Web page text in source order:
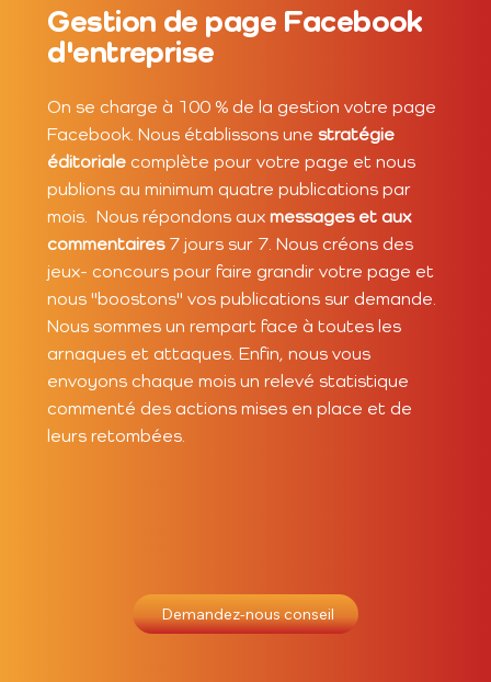
Gestion de page Facebook
d'entreprise
On se charge à 100 % de la gestion votre page
Facebook. Nous établissons une stratégie
éditoriale complète pour votre page et nous
publions au minimum quatre publications par
mois. Nous répondons auxmessages et aux
commentaires 7 jours sur 7. Nous créons des
jeux- concours pour faire grandir votre page et
nous "boostons" vos publications sur demande.
Nous sommes un rempart face à toutes les
arnaques et attaques. Enfin, nous vous
envoyons chaque mois un relevé statistique
commenté des actions mises en place et de
leurs retombées.
Demandez-nous conseil